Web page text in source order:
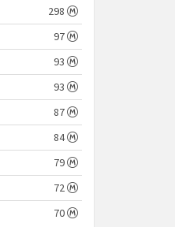
298
97
93
93
87
84
79
72
70